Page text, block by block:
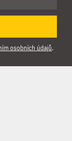
osobních údajů.